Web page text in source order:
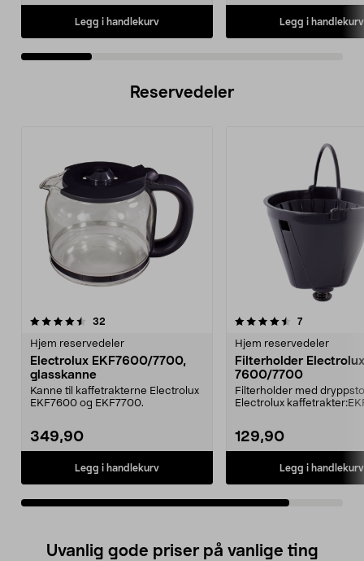
Legg i handlekurv Legg i handlekurv
Reservedeler
32
Hjem reservedeler
Electrolux EKF7600/7700,
glasskanne
Kanne til kaffetrakterne Electrolux
EKF7600 og EKF7700.
349,90
Legg i handlekurv
4.5av 5 stjerner 7anmeldelser
Hjem reservedeler
Filterholder
7600/7700
Filterholder med
Electrolux
129,90
Legg i handlekurv
Uvanlig gode priser på vanlige ting